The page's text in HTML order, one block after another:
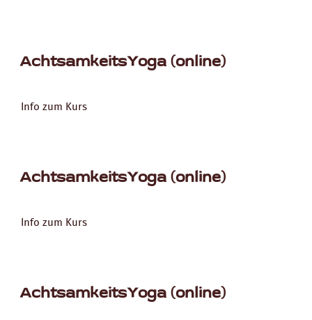
AchtsamkeitsYoga (online)
Info zum Kurs
AchtsamkeitsYoga (online)
Info zum Kurs
AchtsamkeitsYoga (online)